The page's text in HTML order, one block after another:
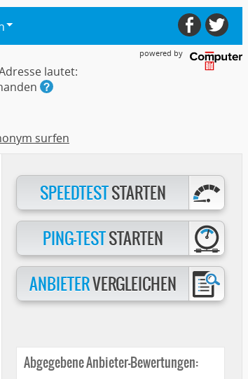
powered by
lautet:
surfen
SPEEDTESTSTARTEN
PING-TESTSTARTEN
ANBIETERVERGLEICHEN
Abgegebene Anbieter-Bewertungen: